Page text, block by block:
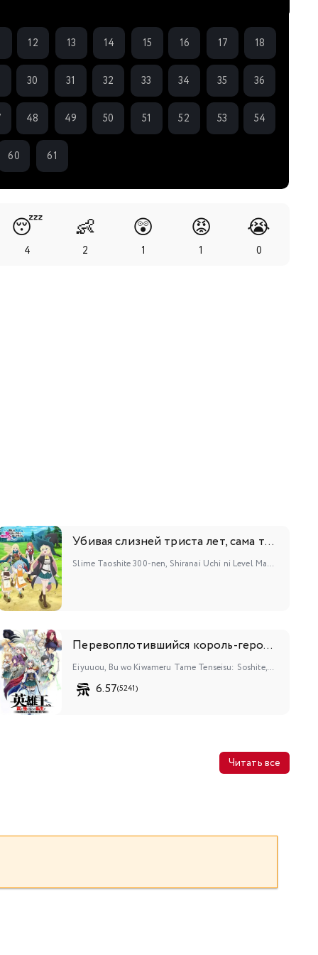
12 13 14 15 16 17 18
30 31 32 33 34 35 36
48 49 50 51 52 53 54
60 61
😴
4
👶
2
😲
1
😡
1
😭
0
Убивая слизней триста лет, сама того не заметив, я достигла максимального уровня 2
Slime Taoshite 300-nen, Shiranai Uchi ni Level Max ni Nattemashita: Sono Ni
Перевоплотившийся король-герой, ставший самой сильной ученицей рыцаря
Eiyuuou, Bu wo Kiwameru Tame Tenseisu: Soshite, Sekai Saikyou no Minarai Kishi♀
6.57(5241)
Читать все